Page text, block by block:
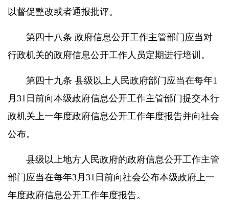
以督促整改或者通报批评。
第四十八条 政府信息公开工作主管部门应当对
行政机关的政府信息公开工作人员定期进行培训。
第四十九条 县级以上人民政府部门应当在每年1
月31日前向本级政府信息公开工作主管部门提交本行
政机关上一年度政府信息公开工作年度报告并向社会
公布。
县级以上地方人民政府的政府信息公开工作主管
部门应当在每年3月31日前向社会公布本级政府上一
年度政府信息公开工作年度报告。